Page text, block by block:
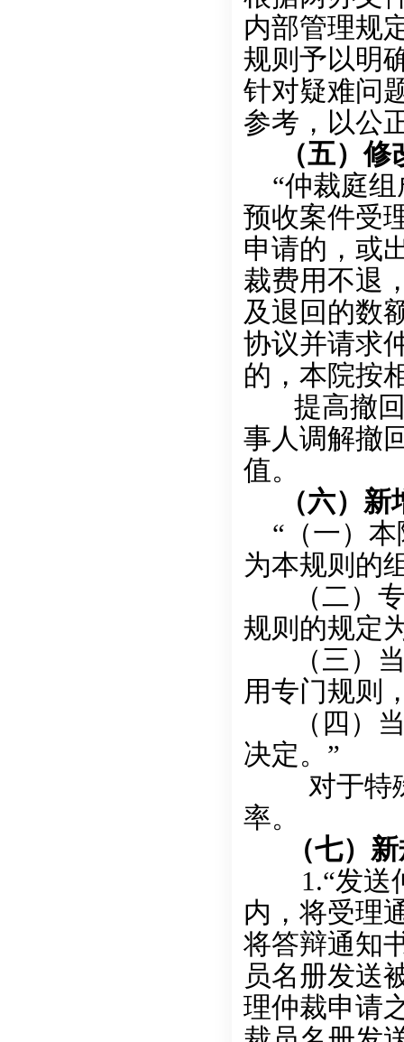
内部管理规
规则予以明
针对疑难问
参考，以公
（五）
“仲裁庭组
预收案件受
申请的，或
裁费用不退
及退回的数
协议并请求
的，本院按
提高撤回
事人调解撤
值。
（六）
“（一）本
为本规则的
（二）专
规则的规定
（三）当
用专门规则
（四）当
决定。”
对于特殊
率。
（七）
1.“发送仲
内，将受理
将答辩通知
员名册发送
理仲裁申请